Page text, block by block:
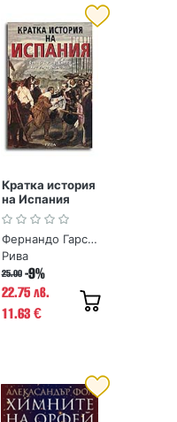
Кратка история
на Испания
Фернандо Гарсия де Кортасар, Хосе Мануел Гонсалес Весга
Рива
25.00 -9%
22.75 лв.
11.63 €